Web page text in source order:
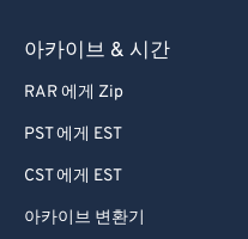
아카이브 & 시간
RAR 에게 Zip
PST 에게 EST
CST 에게 EST
아카이브 변환기